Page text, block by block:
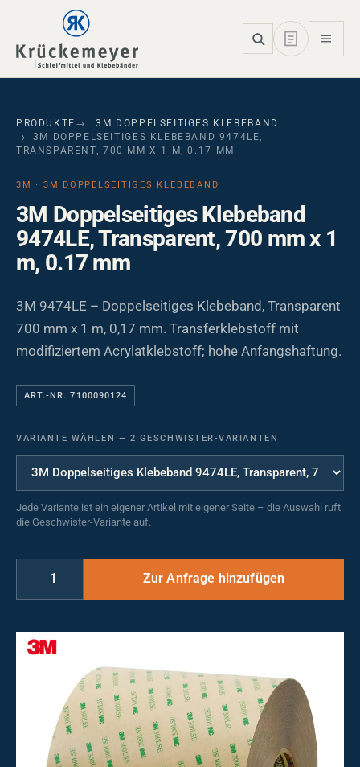
Skip to main navigation
Skip to main content
Skip to page footer
PRODUKTE
3M DOPPELSEITIGES KLEBEBAND
3M DOPPELSEITIGES KLEBEBAND 9474LE,
TRANSPARENT, 700 MM X 1 M, 0.17 MM
3M · 3M DOPPELSEITIGES KLEBEBAND
3M Doppelseitiges Klebeband
9474LE, Transparent, 700 mm x 1
m, 0.17 mm
3M 9474LE – Doppelseitiges Klebeband, Transparent
700 mm x 1 m, 0,17 mm. Transferklebstoff mit
modifiziertem Acrylatklebstoff; hohe Anfangshaftung.
ART.-NR. 7100090124
VARIANTE WÄHLEN — 2 GESCHWISTER-VARIANTEN
Jede Variante ist ein eigener Artikel mit eigener Seite – die Auswahl ruft
die Geschwister-Variante auf.